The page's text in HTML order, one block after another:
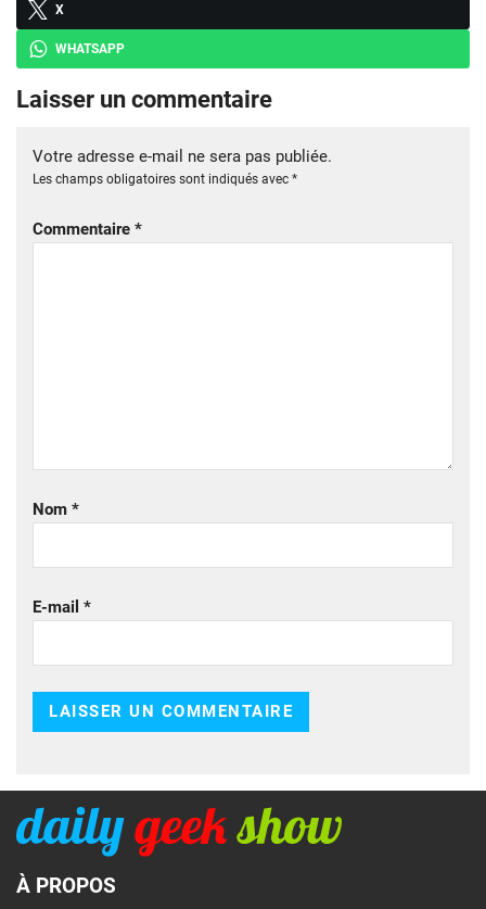
X
WHATSAPP
Laisser un commentaire
Votre adresse e-mail ne sera pas publiée.
Les champs obligatoires sont indiqués avec *
Commentaire *
Nom *
E-mail *
À PROPOS